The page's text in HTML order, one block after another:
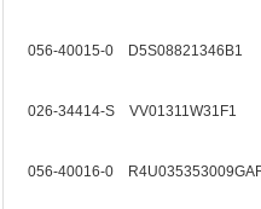
056-40015-0 D5S08821346B1
026-34414-S VV01311W31F1
056-40016-0